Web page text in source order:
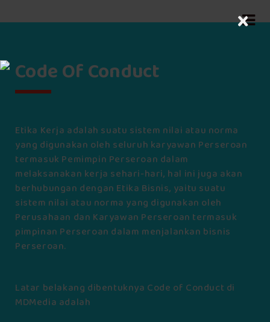
Code Of Conduct
Etika Kerja adalah suatu sistem nilai atau norma
yang digunakan oleh seluruh karyawan Perseroan
termasuk Pemimpin Perseroan dalam
melaksanakan kerja sehari-hari, hal ini juga akan
berhubungan dengan Etika Bisnis, yaitu suatu
sistem nilai atau norma yang digunakan oleh
Perusahaan dan Karyawan Perseroan termasuk
pimpinan Perseroan dalam menjalankan bisnis
Perseroan.
Latar belakang dibentuknya Code of Conduct di
MDMedia adalah
×